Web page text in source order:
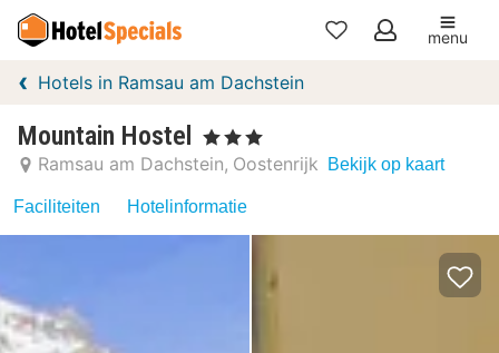
Mijn
menu
Hotels in Ramsau am Dachstein
Mountain Hostel , 3 Sterren
Ramsau am Dachstein Oostenrijk Bekijk op kaart
Faciliteiten Hotelinformatie